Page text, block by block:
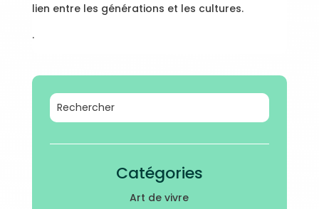
lien entre les générations et les cultures.
.
Catégories
Art de vivre